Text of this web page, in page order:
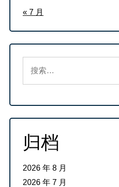
« 7 月
索：
归档
2026 年 8 月
2026 年 7 月